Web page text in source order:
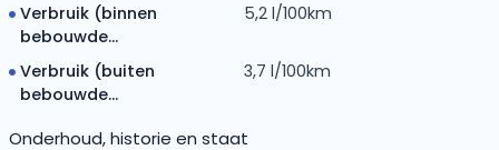
Verbruik (binnen
bebouwde...
5,2 l/100km
Verbruik (buiten
bebouwde...
3,7 l/100km
Onderhoud, historie en staat